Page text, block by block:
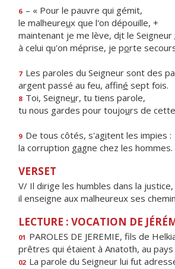
6 – « Pour le pauvre qui gémit,
le malheureux que l'on dépouille, +
maintenant je me lève, dit le Seigneur
à celui qu'on méprise, je porte
7 Les paroles du Seigneur sont des
argent passé au feu, affiné sept fois.
8 Toi, Seigneur, tu tiens parole,
tu nous gardes pour toujours de
9 De tous côtés, s'agitent les impies :
la corruption gagne chez les hommes.
VERSET
V/ Il dirige les humbles dans la justice,
il enseigne aux malheureux ses
LECTURE : VOCATION DE
01 PAROLES DE JEREMIE, fils de
prêtres qui étaient à Anatoth, au pays
02 La parole du Seigneur lui fut